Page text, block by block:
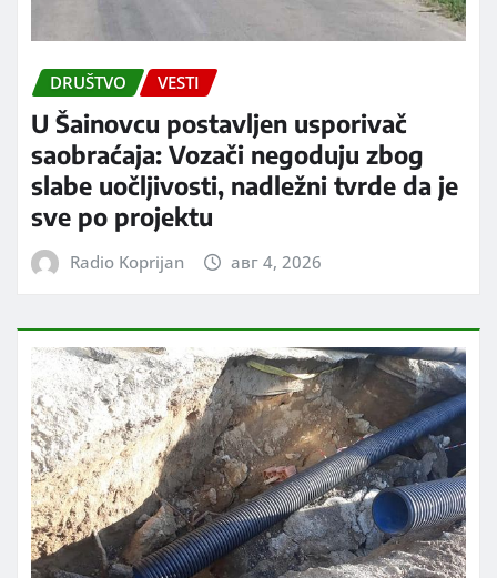
DRUŠTVO VESTI
U Šainovcu postavljen usporivač
saobraćaja: Vozači negoduju zbog
slabe uočljivosti, nadležni tvrde da je
sve po projektu
Radio Koprijan авг 4, 2026